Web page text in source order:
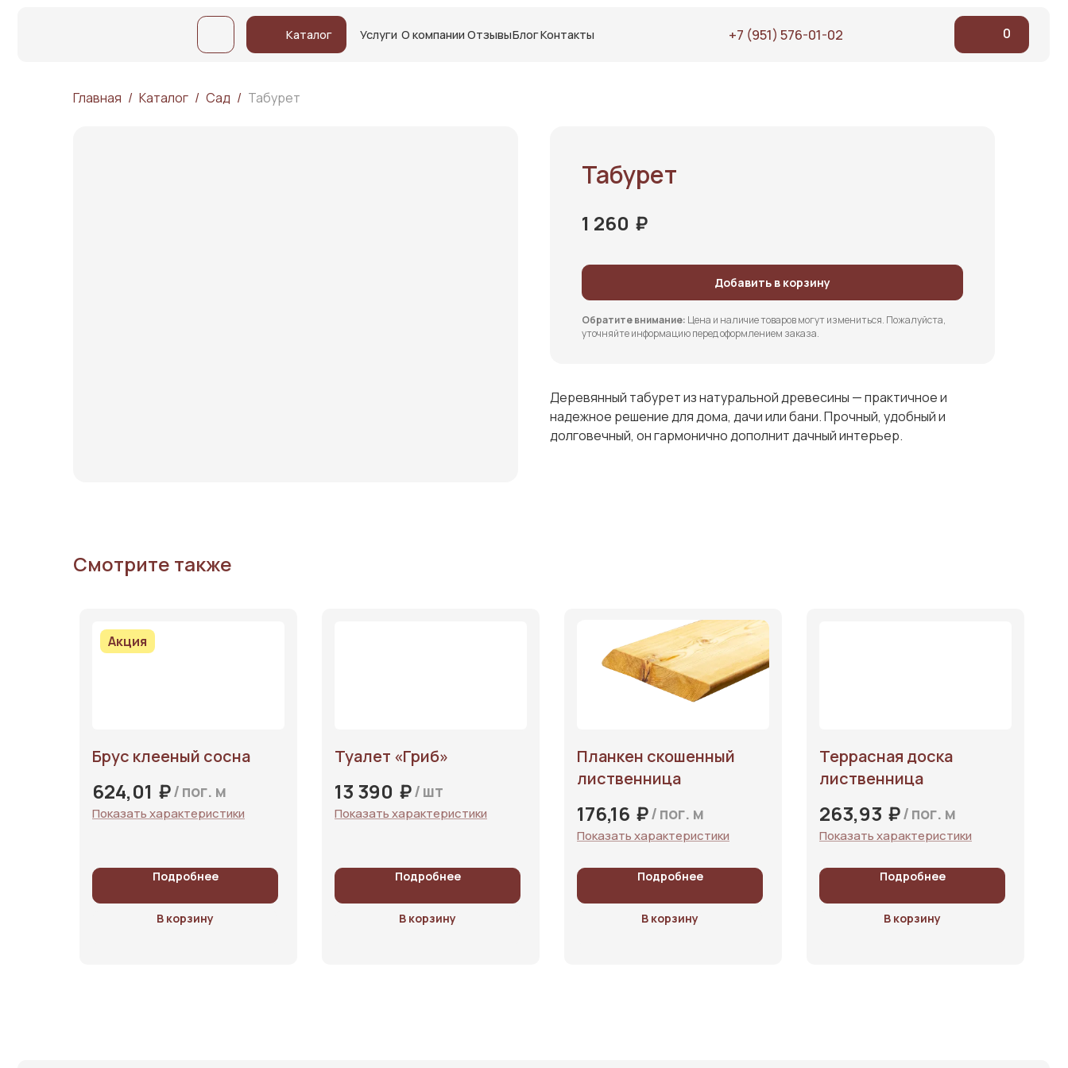
Каталог Услуги О компании ОтзывыБлогКонтакты +7 (951) 576-01-02
Главная Каталог Сад Табурет
Табурет
1 260 ₽
Добавить в корзину
Обратите внимание: Цена и наличие товаров могут измениться. Пожалуйста,
уточняйте информацию перед оформлением заказа.
Деревянный табурет из натуральной древесины — практичное и
надежное решение для дома, дачи или бани. Прочный, удобный и
долговечный, он гармонично дополнит дачный интерьер.
Смотрите также
Акция
Брус клееный сосна
624,01 ₽/пог. м
Показать характеристики
Подробнее
В корзину
Туалет «‎Гриб»‎
13 390 ₽/шт
Показать характеристики
Подробнее
В корзину
Планкен скошенный
лиственница
176,16 ₽/пог. м
Показать характеристики
Подробнее
В корзину
Террасная доска
лиственница
263,93 ₽/пог. м
Показать характеристики
Подробнее
В корзину